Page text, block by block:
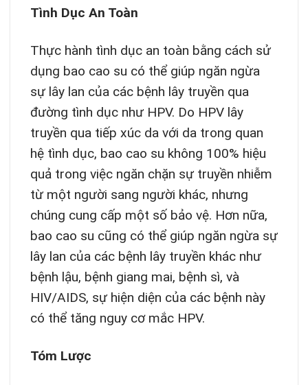
Tình Dục An Toàn
Thực hành tình dục an toàn bằng cách sử
dụng bao cao su có thể giúp ngăn ngừa
sự lây lan của các bệnh lây truyền qua
đường tình dục như HPV. Do HPV lây
truyền qua tiếp xúc da với da trong quan
hệ tình dục, bao cao su không 100% hiệu
quả trong việc ngăn chặn sự truyền nhiễm
từ một người sang người khác, nhưng
chúng cung cấp một số bảo vệ. Hơn nữa,
bao cao su cũng có thể giúp ngăn ngừa sự
lây lan của các bệnh lây truyền khác như
bệnh lậu, bệnh giang mai, bệnh sì, và
HIV/AIDS, sự hiện diện của các bệnh này
có thể tăng nguy cơ mắc HPV.
Tóm Lược